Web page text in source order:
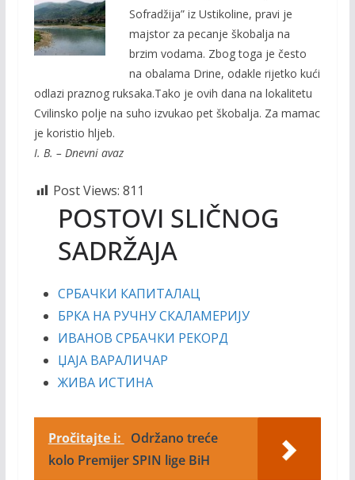
b
o
o
k
er l y
Li
n
k
Sofradžija” iz Ustikoline, pravi je
majstor za pecanje škobalja na
brzim vodama. Zbog toga je često
na obalama Drine, odakle rijetko kući
odlazi praznog ruksaka.Tako je ovih dana na lokalitetu
Cvilinsko polje na suho izvukao pet škobalja. Za mamac
je koristio hljeb.
I. B. – Dnevni avaz
Post Views: 811
POSTOVI SLIČNOG
SADRŽAJA
СРБАЧКИ КАПИТАЛАЦ
БРКА НА РУЧНУ СКАЛАМЕРИЈУ
ИВАНОВ СРБАЧКИ РЕКОРД
ЏАЈА ВАРАЛИЧАР
ЖИВА ИСТИНА
Pročitajte i:
Održano treće
kolo Premijer SPIN lige BiH